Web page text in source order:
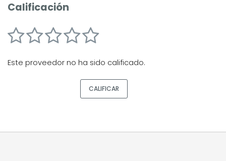
Calificación
Este proveedor no ha sido calificado.
CALIFICAR